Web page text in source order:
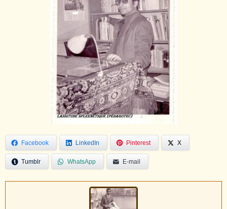
Facebook LinkedIn Pinterest X
Tumblr WhatsApp E-mail